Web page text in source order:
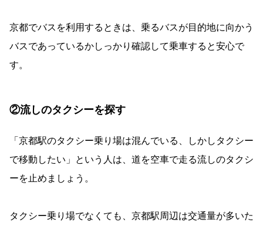
京都でバスを利用するときは、乗るバスが目的地に向かう
バスであっているかしっかり確認して乗車すると安心で
す。
②流しのタクシーを探す
「京都駅のタクシー乗り場は混んでいる、しかしタクシー
で移動したい」という人は、道を空車で走る流しのタクシ
ーを止めましょう。
タクシー乗り場でなくても、京都駅周辺は交通量が多いた